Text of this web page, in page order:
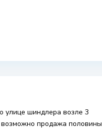
улице шиндлера возле 3
возможно продажа половины